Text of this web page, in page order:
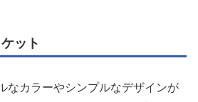
ット
なカラーやシンプルなデザインが